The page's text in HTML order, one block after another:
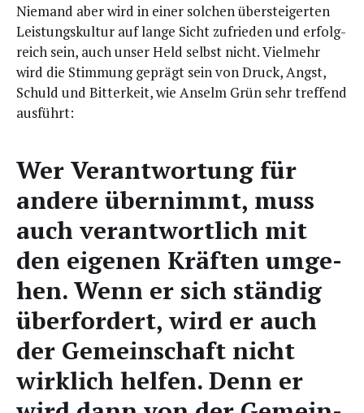
Nie­mand aber wird in einer sol­chen über­stei­ger­ten
Leis­tungs­kul­tur auf lan­ge Sicht zufrie­den und erfolg­
reich sein, auch unser Held selbst nicht. Viel­mehr
wird die Stim­mung geprägt sein von Druck, Angst,
Schuld und Bit­ter­keit, wie Anselm Grün sehr tref­fend
ausführt:
Wer Ver­ant­wor­tung für
ande­re über­nimmt, muss
auch ver­ant­wort­lich mit
den eige­nen Kräf­ten umge­
hen. Wenn er sich stän­dig
über­for­dert, wird er auch
der Gemein­schaft nicht
wirk­lich hel­fen. Denn er